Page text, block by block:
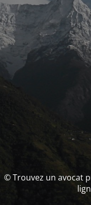
© Trouvez un avocat